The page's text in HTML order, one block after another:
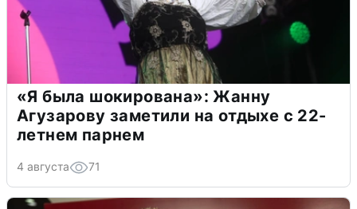
«Я была шокирована»: Жанну
Агузарову заметили на отдыхе с 22-
летнем парнем
4 августа 71